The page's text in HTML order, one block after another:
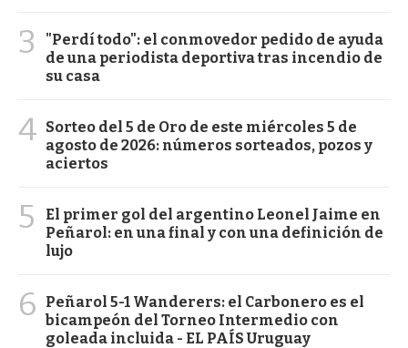
3
"Perdí todo": el conmovedor pedido de ayuda
de una periodista deportiva tras incendio de
su casa
4 Sorteo del 5 de Oro de este miércoles 5 de
agosto de 2026: números sorteados, pozos y
aciertos
5
El primer gol del argentino Leonel Jaime en
Peñarol: en una final y con una definición de
lujo
6
Peñarol 5-1 Wanderers: el Carbonero es el
bicampeón del Torneo Intermedio con
goleada incluida - EL PAÍS Uruguay